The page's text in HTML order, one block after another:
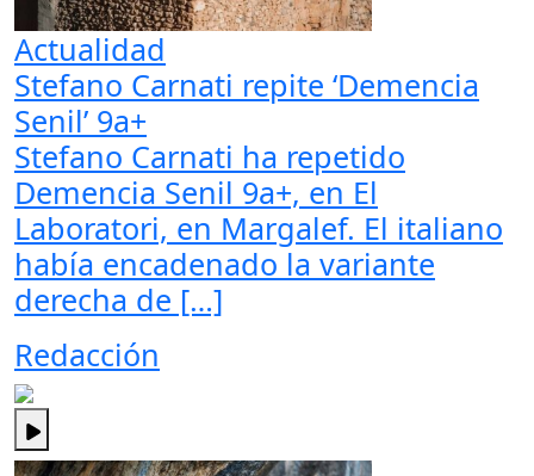
Actualidad
Stefano Carnati repite ‘Demencia
Senil’ 9a+
Stefano Carnati ha repetido
Demencia Senil 9a+, en El
Laboratori, en Margalef. El italiano
había encadenado la variante
derecha de […]
Redacción